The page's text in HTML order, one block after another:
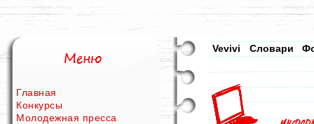
Главная
Конкурсы
Молодежная пресса
Vevivi Словари